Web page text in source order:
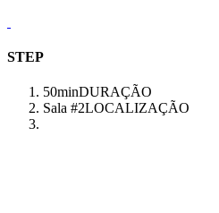
STEP
50minDURAÇÃO
Sala #2LOCALIZAÇÃO